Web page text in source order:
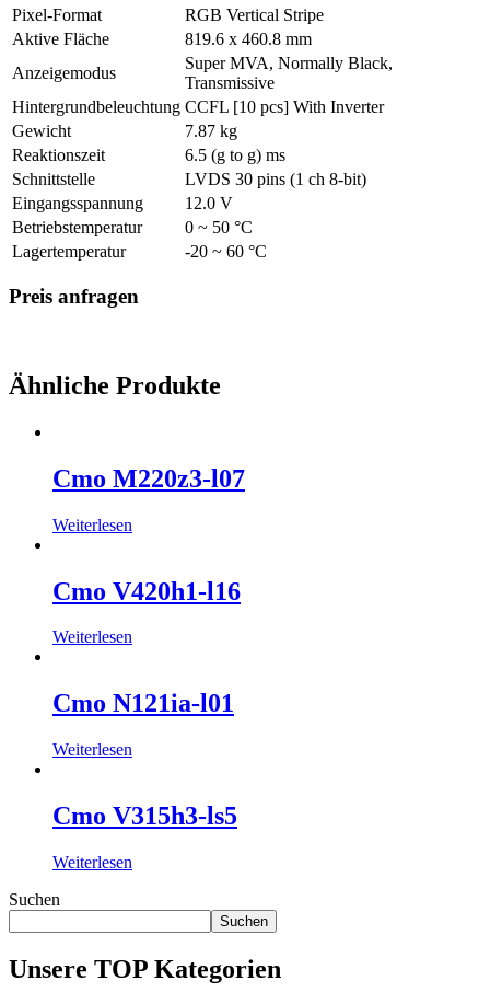
Pixel-Format
RGB Vertical Stripe
Aktive Fläche
819.6 x 460.8 mm
Anzeigemodus
Super MVA, Normally Black,
Transmissive
Hintergrundbeleuchtung CCFL [10 pcs] With Inverter
Gewicht
7.87 kg
Reaktionszeit
6.5 (g to g) ms
Schnittstelle
LVDS 30 pins (1 ch 8-bit)
Eingangsspannung
12.0 V
Betriebstemperatur
0 ~ 50 °C
Lagertemperatur
-20 ~ 60 °C
Preis anfragen
Ähnliche Produkte
Cmo M220z3-l07
Weiterlesen
Cmo V420h1-l16
Weiterlesen
Cmo N121ia-l01
Weiterlesen
Cmo V315h3-ls5
Weiterlesen
Suchen
Suchen
Unsere TOP Kategorien